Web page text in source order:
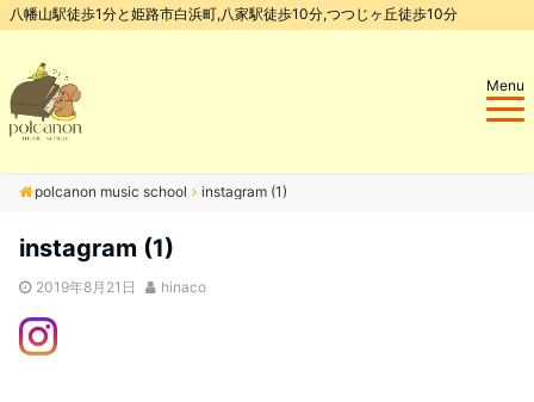
八幡山駅徒歩1分と姫路市白浜町,八家駅徒歩10分,つつじヶ丘徒歩10分
Menu
polcanon music school instagram (1)
instagram (1)
2019年8月21日 hinaco